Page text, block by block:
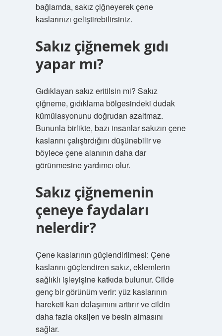
bağlamda, sakız çiğneyerek çene
kaslarınızı geliştirebilirsiniz.
Sakız çiğnemek gıdı
yapar mı?
Gıdıklayan sakız eritilsin mi? Sakız
çiğneme, gıdıklama bölgesindeki dudak
kümülasyonunu doğrudan azaltmaz.
Bununla birlikte, bazı insanlar sakızın çene
kaslarını çalıştırdığını düşünebilir ve
böylece çene alanının daha dar
görünmesine yardımcı olur.
Sakız çiğnemenin
çeneye faydaları
nelerdir?
Çene kaslarının güçlendirilmesi: Çene
kaslarını güçlendiren sakız, eklemlerin
sağlıklı işleyişine katkıda bulunur. Cilde
genç bir görünüm verir: yüz kaslarının
hareketi kan dolaşımını arttırır ve cildin
daha fazla oksijen ve besin almasını
sağlar.